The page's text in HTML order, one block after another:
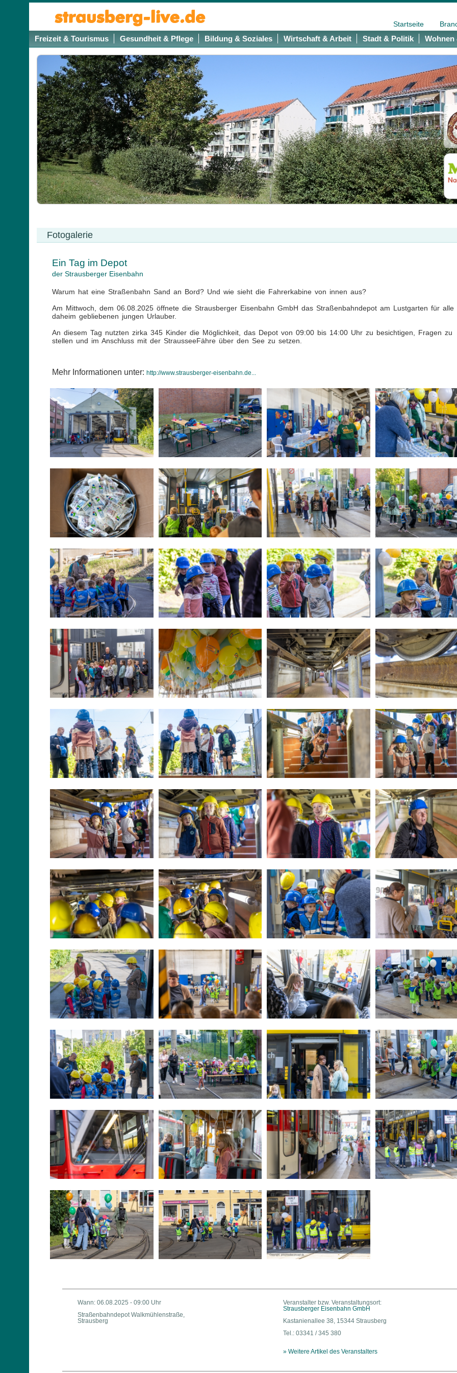
Startseite
Freizeit & Tourismus Gesundheit & Pflege Bildung & Soziales Wirtschaft & Arbeit Stadt & Politik Wohnen
Fotogalerie
Ein Tag im Depot
der Strausberger Eisenbahn
Warum hat eine Straßenbahn Sand an Bord? Und wie sieht die Fahrerkabine von innen aus?
Am Mittwoch, dem 06.08.2025 öffnete die Strausberger Eisenbahn GmbH das Straßenbahndepot am Lustgarten für alle
daheim gebliebenen jungen Urlauber.
An diesem Tag nutzten zirka 345 Kinder die Möglichkeit, das Depot von 09:00 bis 14:00 Uhr zu besichtigen, Fragen zu
stellen und im Anschluss mit der StrausseeFähre über den See zu setzen.
Mehr Informationen unter: http://www.strausberger-eisenbahn.de...
Wann: 06.08.2025 - 09:00 Uhr
Straßenbahndepot Walkmühlenstraße,
Strausberg
Veranstalter bzw. Veranstaltungsort:
Strausberger Eisenbahn GmbH
Kastanienallee 38, 15344 Strausberg
Tel.: 03341 / 345 380
» Weitere Artikel des Veranstalters